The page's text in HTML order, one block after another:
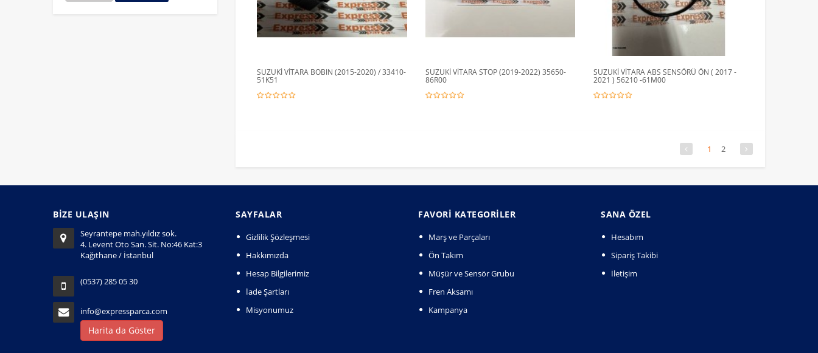
SUZUKİ VİTARA BOBIN (2015-2020) / 33410-
51K51
SUZUKİ VİTARA STOP (2019-2022) 35650-
86R00
SUZUKİ VİTARA ABS SENSÖRÜ ÖN ( 2017 -
2021 ) 56210 -61M00
1 2
BİZE ULAŞIN
Seyrantepe mah.yıldız sok.
4. Levent Oto San. Sit. No:46 Kat:3
Kağıthane / İstanbul
(0537) 285 05 30
info@expressparca.com
Harita da Göster
SAYFALAR
Gizlilik Şözleşmesi
Hakkımızda
Hesap Bilgilerimiz
İade Şartları
Misyonumuz
FAVORI KATEGORILER
Marş ve Parçaları
Ön Takım
Müşür ve Sensör Grubu
Fren Aksamı
Kampanya
SANA ÖZEL
Hesabım
Sipariş Takibi
İletişim